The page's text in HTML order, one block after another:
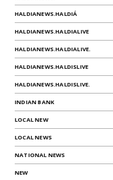
HALDIANEWS.HALDIÁ
HALDIANEWS.HALDIALIVE
HALDIANEWS.HALDIALIVE.
HALDIANEWS.HALDISLIVE
HALDIANEWS.HALDISLIVE.
INDIAN BANK
LOCAL NEW
LOCAL NEWS
NATIONAL NEWS
NEW